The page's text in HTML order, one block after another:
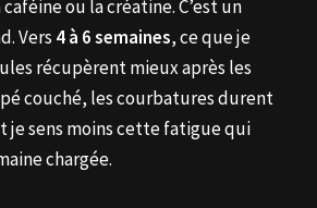
ou la créatine. C’est un
Vers 4 à 6 semaines, ce que je
récupèrent mieux après les
couché, les courbatures durent
je sens moins cette fatigue qui
chargée.